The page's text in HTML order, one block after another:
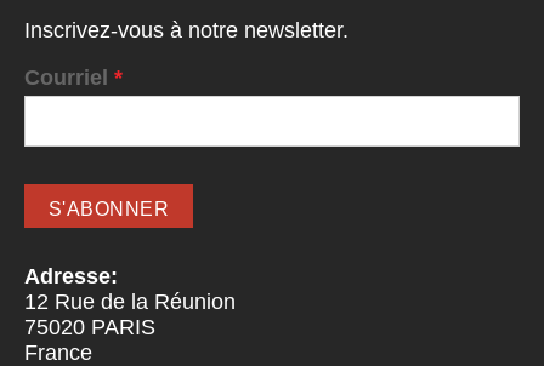
Inscrivez-vous à notre newsletter.
Courriel *
Adresse:
12 Rue de la Réunion
75020 PARIS
France